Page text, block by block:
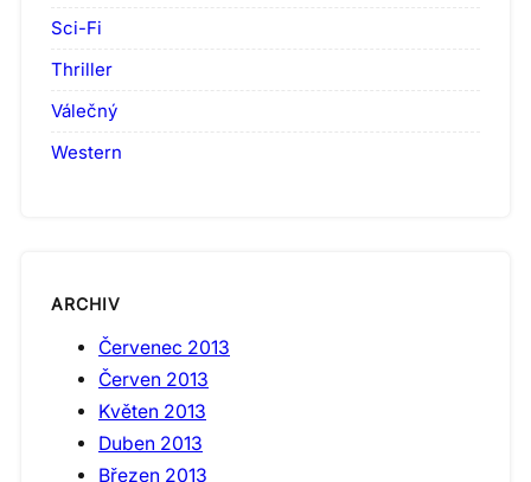
Sci-Fi
Thriller
Válečný
Western
ARCHIV
Červenec 2013
Červen 2013
Květen 2013
Duben 2013
Březen 2013